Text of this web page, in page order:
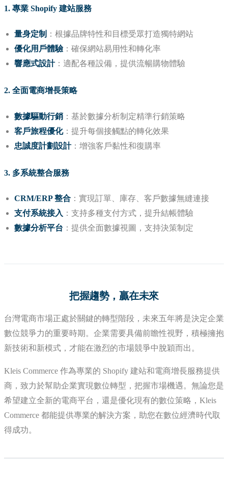
1. 專業 Shopify 建站服務
量身定制 ：根據品牌特性和目標受眾打造獨特網站
優化用戶體驗：確保網站易用性和轉化率
響應式設計：適配各種設備，提供流暢購物體驗
2. 全面電商增長策略
數據驅動行銷 ：基於數據分析制定精準行銷策略
客戶旅程優化：提升每個接觸點的轉化效果
忠誠度計劃設計：增強客戶黏性和復購率
3. 多系統整合服務
CRM/ERP 整合 ：實現訂單、庫存、客戶數據無縫連接
支付系統接入 ：支持多種支付方式，提升結帳體驗
數據分析平台 ：提供全面數據視圖，支持決策制定
把握趨勢，贏在未來
台灣電商市場正處於關鍵的轉型階段，未來五年將是決定企業
數位競爭力的重要時期。企業需要具備前瞻性視野，積極擁抱
新技術和新模式，才能在激烈的市場競爭中脫穎而出。
Kleis Commerce 作為專業的 Shopify 建站和電商增長服務提供
商，致力於幫助企業實現數位轉型，把握市場機遇。無論您是
希望建立全新的電商平台，還是優化現有的數位策略，Kleis
Commerce 都能提供專業的解決方案，助您在數位經濟時代取
得成功。